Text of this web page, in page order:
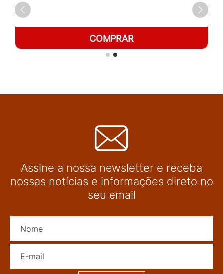
COMPRAR
Assine a nossa newsletter e receba
nossas notícias e informações direto no
seu email